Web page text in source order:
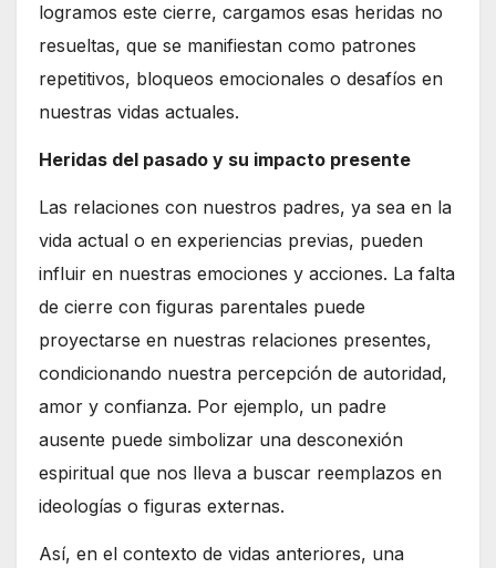
logramos este cierre, cargamos esas heridas no
resueltas, que se manifiestan como patrones
repetitivos, bloqueos emocionales o desafíos en
nuestras vidas actuales.
Heridas del pasado y su impacto presente
Las relaciones con nuestros padres, ya sea en la
vida actual o en experiencias previas, pueden
influir en nuestras emociones y acciones. La falta
de cierre con figuras parentales puede
proyectarse en nuestras relaciones presentes,
condicionando nuestra percepción de autoridad,
amor y confianza. Por ejemplo, un padre
ausente puede simbolizar una desconexión
espiritual que nos lleva a buscar reemplazos en
ideologías o figuras externas.
Así, en el contexto de vidas anteriores, una